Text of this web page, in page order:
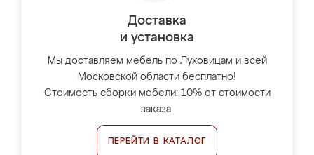
Доставка
и установка
Мы доставляем мебель по Луховицам и всей
Московской области бесплатно!
Стоимость сборки мебели: 10% от стоимости
заказа.
ПЕРЕЙТИ В КАТАЛОГ